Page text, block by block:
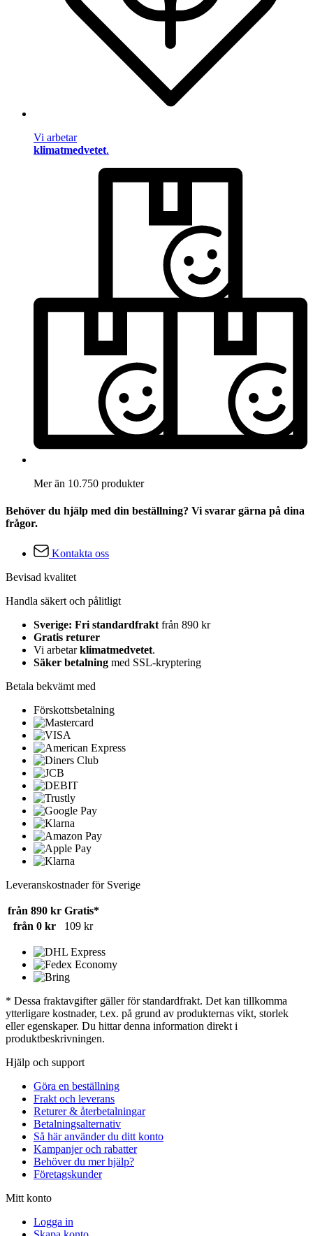
Vi arbetar
klimatmedvetet.
Mer än 10.750 produkter
Behöver du hjälp med din beställning? Vi svarar gärna på dina
frågor.
Kontakta oss
Bevisad kvalitet
Handla säkert och pålitligt
Sverige: Fri standardfrakt från 890 kr
Gratis returer
Vi arbetarklimatmedvetet.
Säker betalning med SSL-kryptering
Betala bekvämt med
Förskottsbetalning
Leveranskostnader för Sverige
från 890 kr Gratis*
från 0 kr
109 kr
* Dessa fraktavgifter gäller för standardfrakt. Det kan tillkomma
ytterligare kostnader, t.ex. på grund av produkternas vikt, storlek
eller egenskaper. Du hittar denna information direkt i
produktbeskrivningen.
Hjälp och support
Göra en beställning
Frakt och leverans
Returer & återbetalningar
Betalningsalternativ
Så här använder du ditt konto
Kampanjer och rabatter
Behöver du mer hjälp?
Företagskunder
Mitt konto
Logga in